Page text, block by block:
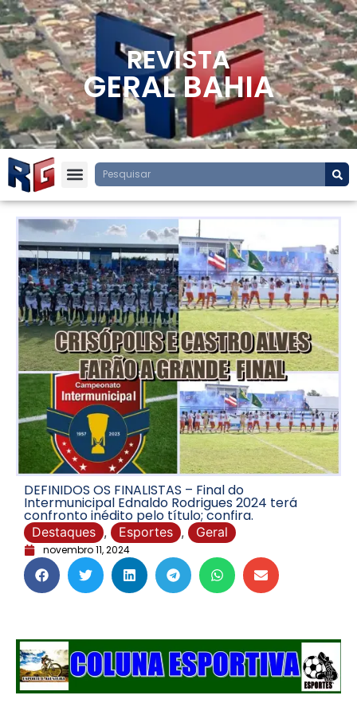
REVISTA
GERAL BAHIA
DEFINIDOS OS FINALISTAS – Final do
Intermunicipal Ednaldo Rodrigues 2024 terá
confronto inédito pelo título; confira.
Destaques , Esportes , Geral
novembro 11, 2024